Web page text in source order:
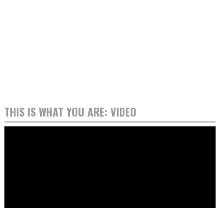
THIS IS WHAT YOU ARE: VIDEO